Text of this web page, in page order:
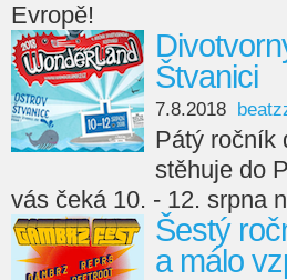
Evropě!
Štvanici
7.8.2018
Pátý ročník
stěhuje do
vás čeká 10. - 12. srpna
Šestý
a málo